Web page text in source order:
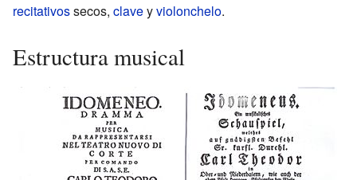
recitativossecos, claveyviolonchelo.
Estructura musical